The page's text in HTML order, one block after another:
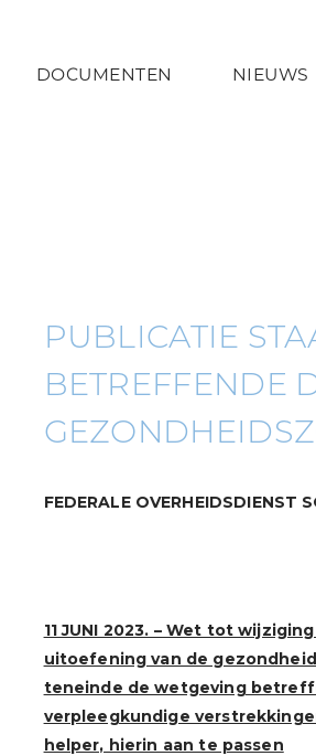
DOCUMENTEN NIEUWS
PUBLICATIE
BETREFFENDE
FEDERALE OVERHEIDSDIENST
11 JUNI 2023. – Wet tot
uitoefening van de
teneinde de wetgeving
verpleegkundige
helper, hierin aan te passen